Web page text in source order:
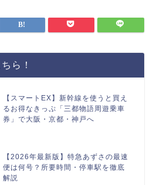
ら！
【スマートEX】新幹線を使うと買え
るお得なきっぷ「三都物語周遊乗車
券」で大阪・京都・神戸へ
【2026年最新版】特急あずさの最速
便は何号？所要時間・停車駅を徹底
解説